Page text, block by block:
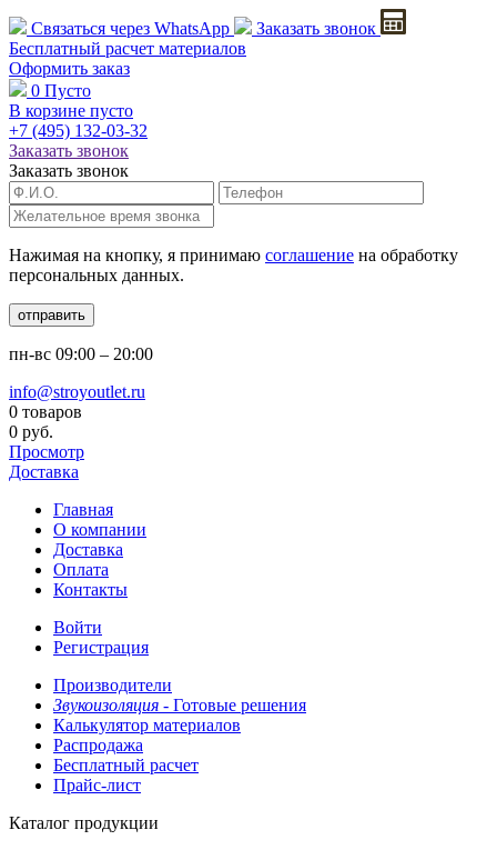
Связаться через WhatsApp
Заказать звонок
Бесплатный расчет материалов
Оформить заказ
0 Пусто
В корзине пусто
+7 (495) 132-03-32
Заказать звонок
Заказать звонок
Нажимая на кнопку, я принимаю соглашение на обработку
персональных данных.
отправить
пн-вс 09:00 – 20:00
info@stroyoutlet.ru
0 товаров
0 руб.
Просмотр
Доставка
Главная
О компании
Доставка
Оплата
Контакты
Войти
Регистрация
Производители
Звукоизоляция - Готовые решения
Калькулятор материалов
Распродажа
Бесплатный расчет
Прайс-лист
Каталог продукции